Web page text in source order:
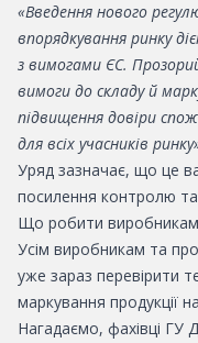
«Введення нового
впорядкування ринку
з вимогами ЄС.
вимоги до складу й
підвищення довіри
для всіх учасників
Уряд зазначає, що це
посилення контролю
Що робити виробникам
Усім виробникам та
уже зараз перевірити
маркування продукції
Нагадаємо, фахівці